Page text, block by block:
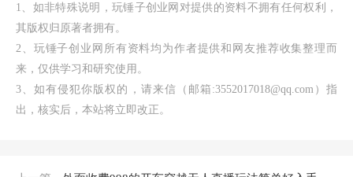
1、如非特殊说明，玩锤子创业网对提供的资料不拥有任何权利，
其版权归原著者拥有。
2、玩锤子创业网所有资料均为作者提供和网友推荐收集整理而
来，仅供学习和研究使用。
3、如有侵犯你版权的，请来信（邮箱:3552017018@qq.com）指
出，核实后，本站将立即改正。